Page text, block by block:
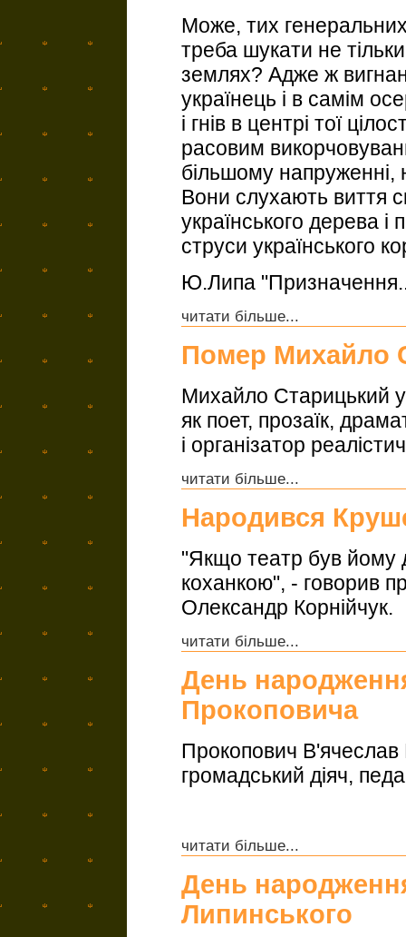
Може, тих генеральних
треба шукати не
землях? Адже ж
українець і в самім
і гнів в центрі тої
расовим
більшому напруженні,
Вони слухають виття
українського дерева
струси українського
Ю.Липа
читати більше...
Помер Михайло
Михайло Старицький
як поет, прозаїк,
і організатор
читати більше...
Народився
"Якщо театр був йому
коханкою", - говорив
Олександр Корнійчук.
читати більше...
День
Прокоповича
Прокопович В'ячеслав
громадський діяч,
читати більше...
День
Липинського